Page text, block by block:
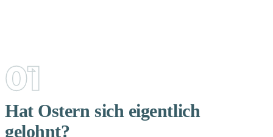
Hat Ostern sich eigentlich
gelohnt?